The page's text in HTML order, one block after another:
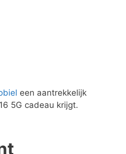
een aantrekkelijk
5G cadeau krijgt.